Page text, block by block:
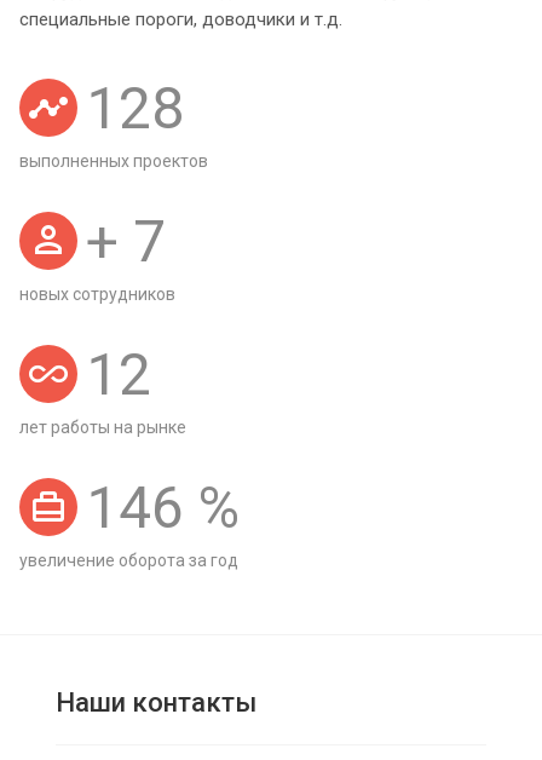
специальные пороги, доводчики и т.д.
128
выполненных проектов
+ 7
новых сотрудников
12
лет работы на рынке
146 %
увеличение оборота за год
Наши контакты